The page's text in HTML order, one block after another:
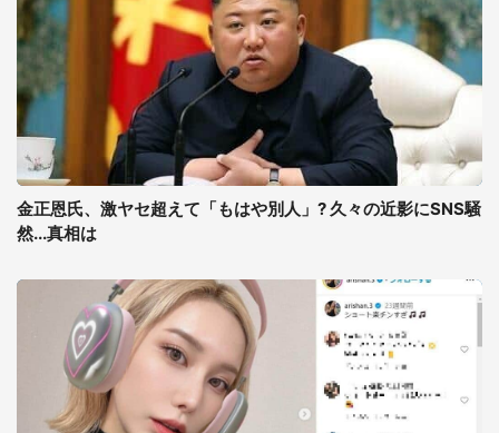
金正恩氏、激ヤセ超えて「もはや別人」? 久々の近影にSNS騒
然...真相は